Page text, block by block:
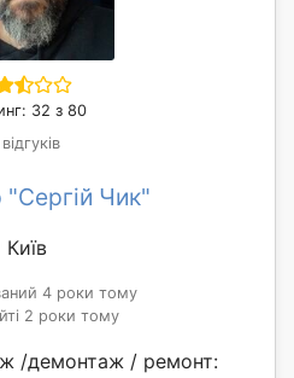
32 з 80
Чик"
Київ
4 роки тому
2 роки тому
/демонтаж / ремонт: